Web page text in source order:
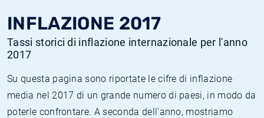
INFLAZIONE 2017
Tassi storici di inflazione internazionale per l'anno
2017
Su questa pagina sono riportate le cifre di inflazione
media nel 2017 di un grande numero di paesi, in modo da
poterle confrontare. A seconda dell'anno, mostriamo